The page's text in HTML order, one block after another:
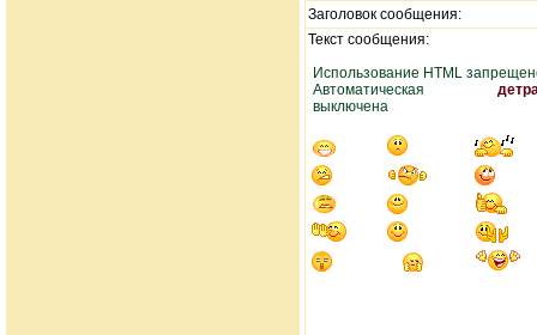
Заголовок сообщения:
Текст сообщения:
Использование HTML
Автоматическая
выключена